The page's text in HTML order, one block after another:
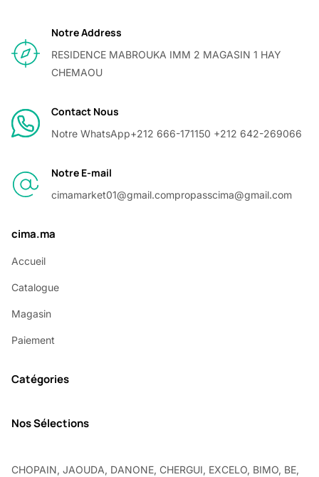
Notre Address
RESIDENCE MABROUKA IMM 2 MAGASIN 1 HAY
CHEMAOU
Contact Nous
Notre WhatsApp+212 666-171150 +212 642-269066
Notre E-mail
cimamarket01@gmail.compropasscima@gmail.com
cima.ma
Accueil
Catalogue
Magasin
Paiement
Catégories
Nos Sélections
CHOPAIN, JAOUDA, DANONE, CHERGUI, EXCELO, BIMO, BE,